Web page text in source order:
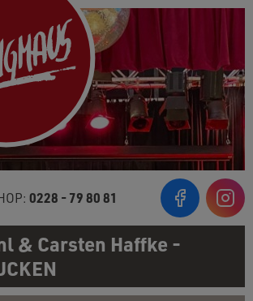
0228 - 79 80 81
& Carsten Haffke -